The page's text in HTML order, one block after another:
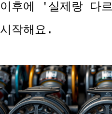
이후에 '실제랑 다
시작해요.